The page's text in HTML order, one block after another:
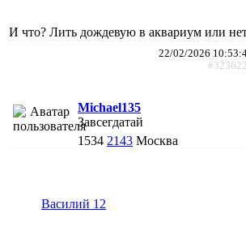
И что? Лить дождевую в аквариум или
22/02/2026
Michael135
Завсегдатай
1534 2143 Москва
Василий 12